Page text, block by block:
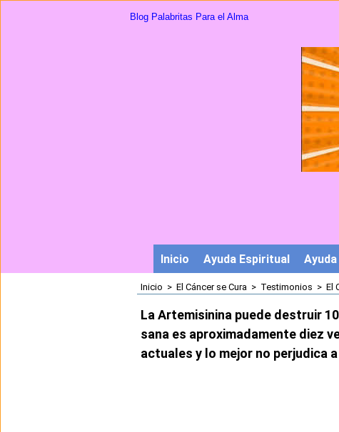
Blog Palabritas Para el Alma
Inicio Ayuda Espiritual
Inicio > El Cáncer se Cura > Testimonios > El
La Artemisinina puede destruir
sana es aproximadamente diez
actuales y lo mejor no perjudica